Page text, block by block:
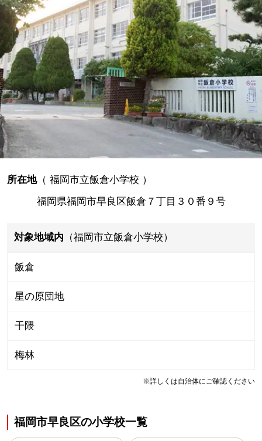
所在地（ 福岡市立飯倉小学校 ）
福岡県福岡市早良区飯倉７丁目３０番９号
対象地域内 （福岡市立飯倉小学校）
飯倉
星の原団地
干隈
梅林
※詳しくは自治体にご確認ください
福岡市早良区の小学校一覧